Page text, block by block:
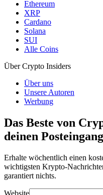
Ethereum
XRP
Cardano
Solana
SUI
Alle Coins
Über Crypto Insiders
Über uns
Unsere Autoren
Werbung
Das Beste von
deinen Posteingang
Erhalte wöchentlich einen
wichtigsten Krypto-
garantiert nichts.
Website